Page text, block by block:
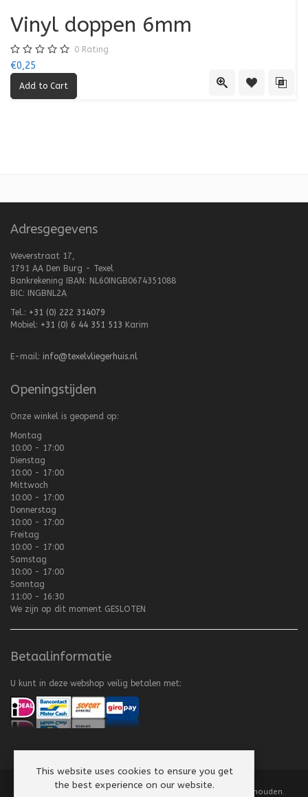
Quick ViewAdd to Add
Vinyl doppen 6mm
0 Rating
€0,25
Adresgegevens
Weverstraat 17,
1791 AA Den Burg - Texel
Bankrekening IBAN: NL60INGB0674351088
BIC: INGBNL2A
Tel.: +31 (0) 222 314079
Mobiel: +31 (0) 6 44 351 513 Karim
E-mail: info@texelvliegerhuis.nl
Openingstijden
Onze winkel is geopend op:
Montag
10:00 - 17:00
Dienstag
10:00 - 17:00
Mittwoch
10:00 - 17:00
Donnerstag
10:00 - 17:00
Freitag
10:00 - 17:00
Samstag
10:00 - 17:00
Sonntag
11:00 - 16:30
We zijn op dit moment GESLOTEN
Betaalinformatie
U kunt in deze webshop veilig betalen met:
2008-2026 Texel Vliegerhuis. Alle rechten voorbehouden.
This website uses cookies to ensure you get
the best experience on our website.